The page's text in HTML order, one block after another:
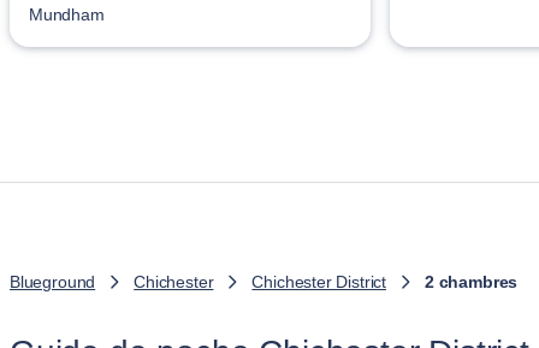
Mundham
Blueground Chichester Chichester District 2 chambres